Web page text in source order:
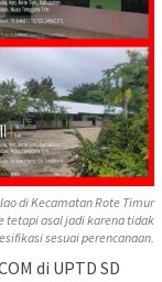
di Kecamatan Rote Timur
tetapi asal jadi karena tidak
sesuai perencanaan.
di UPTD SD